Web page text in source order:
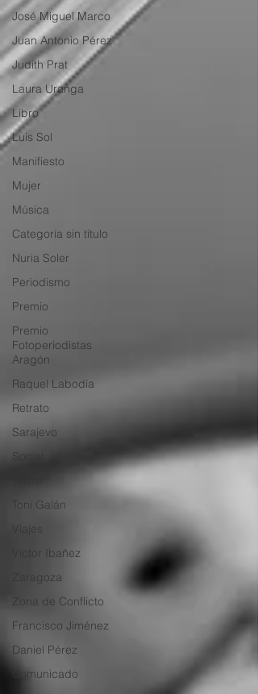
José Miguel Marco
Juan Antonio Pérez
Judith Prat
Laura Uranga
Libro
Luis Sol
Manifiesto
Mujer
Música
Categoría sin título
Nuria Soler
Periodismo
Premio
Premio
Fotoperiodistas
Aragón
Raquel Labodía
Retrato
Sarajevo
Social
Toni Galán
Viajes
Víctor Ibañez
Zaragoza
Zona de Conflicto
Francisco Jiménez
Daniel Pérez
Comunicado